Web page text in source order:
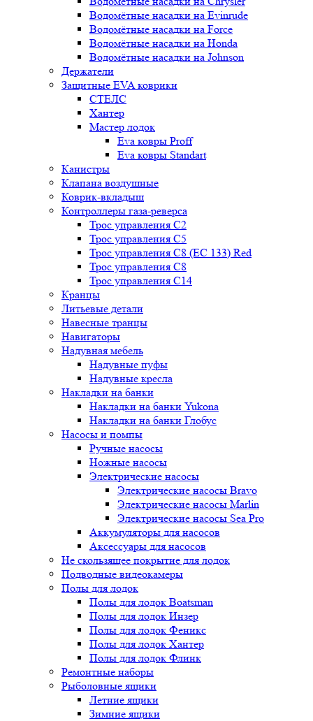
Водомётные насадки на Evinrude
Водомётные насадки на Force
Водомётные насадки на Honda
Водомётные насадки на Johnson
Держатели
Защитные EVA коврики
СТЕЛС
Хантер
Мастер лодок
Eva ковры Proff
Eva ковры Standart
Канистры
Клапана воздушные
Коврик-вкладыш
Контроллеры газа-реверса
Трос управления C2
Трос управления C5
Трос управления C8 (ЕС 133) Red
Трос управления C8
Трос управления C14
Кранцы
Литьевые детали
Навесные транцы
Навигаторы
Надувная мебель
Надувные пуфы
Надувные кресла
Накладки на банки
Накладки на банки Yukona
Накладки на банки Глобус
Насосы и помпы
Ручные насосы
Ножные насосы
Электрические насосы
Электрические насосы Bravo
Электрические насосы Marlin
Электрические насосы Sea Pro
Аккумуляторы для насосов
Аксессуары для насосов
Не скользящее покрытие для лодок
Подводные видеокамеры
Полы для лодок
Полы для лодок Boatsman
Полы для лодок Инзер
Полы для лодок Феникс
Полы для лодок Хантер
Полы для лодок Флинк
Ремонтные наборы
Рыболовные ящики
Летние ящики
Зимние ящики